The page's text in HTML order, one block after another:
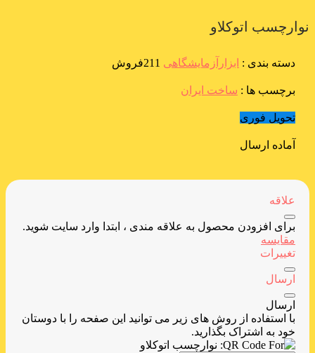
نوارچسب اتوکلاو
دسته بندی : ابزارآزمایشگاهی 211فروش
برچسب ها : ساخت ایران
تحویل فوری
آماده ارسال
علاقه
برای افزودن محصول به علاقه مندی ، ابتدا وارد سایت شوید.
مقایسه
تغییرات
ارسال
ارسال
با استفاده از روش های زیر می توانید این صفحه را با دوستان
خود به اشتراک بگذارید.